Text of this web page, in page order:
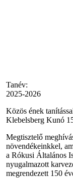
Tanév:
2025-2026
Közös ének
Klebelsberg Kunó
Megtisztelő
növendékeinkkel,
a Rókusi Általános
nyugalmazott
megrendezett 150